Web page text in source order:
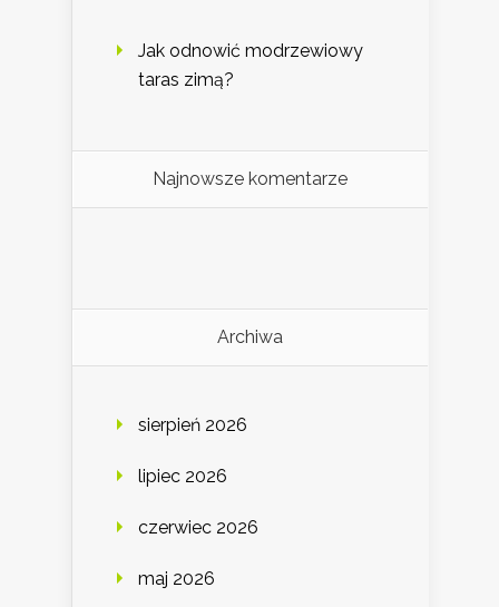
Jak odnowić modrzewiowy
taras zimą?
Najnowsze komentarze
Archiwa
sierpień 2026
lipiec 2026
czerwiec 2026
maj 2026